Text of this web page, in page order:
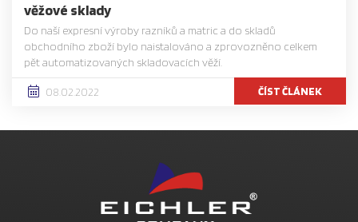
věžové sklady
Do naší expresní výroby razníků a matric a do skladů
obchodního zboží bylo naistalováno a zprovozněno celkem
pět automatizovaných skladovacích věží.
08.02.2022 ČÍST ČLÁNEK